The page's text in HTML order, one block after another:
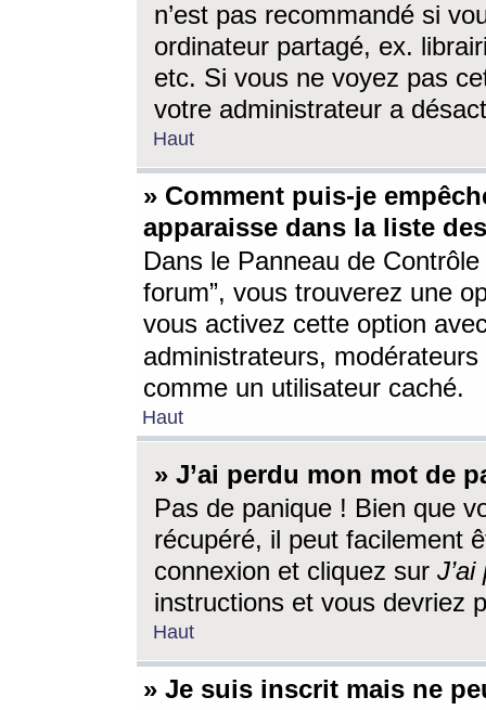
n’est pas recommandé si
ordinateur partagé, ex.
etc. Si vous ne voyez pas
votre administrateur a
Haut
» Comment puis-je
apparaisse dans la liste
Dans le Panneau de
forum”, vous trouverez une
vous activez cette option
administrateurs,
comme un utilisateur caché.
Haut
» J’ai perdu mon mot de
Pas de panique ! Bien que
récupéré, il peut facilement
connexion et cliquez sur
instructions et vous devriez
Haut
» Je suis inscrit mais ne